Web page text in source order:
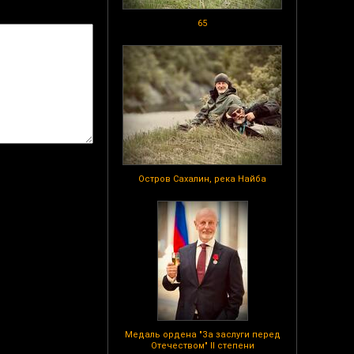
65
Остров Сахалин, река Найба
Медаль ордена "За заслуги перед
Отечеством" II степени